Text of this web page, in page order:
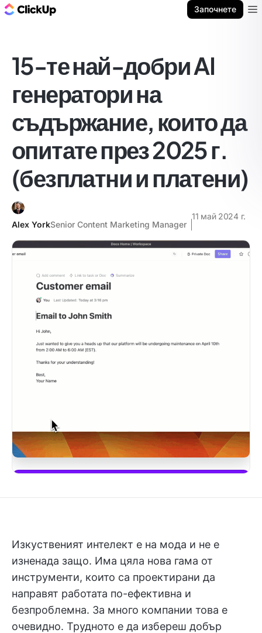
Започнете
15-те най-добри AI
генератори на
съдържание, които да
опитате през 2025 г.
(безплатни и платени)
Alex YorkSenior Content Marketing Manager
11 май 2024 г.
Изкуственият интелект е на мода и не е
изненада защо. Има цяла нова гама от
инструменти, които са проектирани да
направят работата по-ефективна и
безпроблемна. За много компании това е
очевидно. Трудното е да избереш добър